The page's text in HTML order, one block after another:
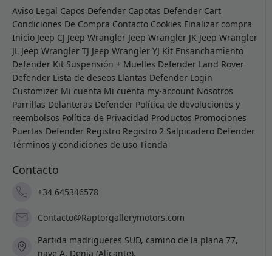
Aviso Legal Capos Defender Capotas Defender Cart
Condiciones De Compra Contacto Cookies Finalizar compra
Inicio Jeep CJ Jeep Wrangler Jeep Wrangler JK Jeep Wrangler
JL Jeep Wrangler TJ Jeep Wrangler YJ Kit Ensanchamiento
Defender Kit Suspensión + Muelles Defender Land Rover
Defender Lista de deseos Llantas Defender Login
Customizer Mi cuenta Mi cuenta my-account Nosotros
Parrillas Delanteras Defender Política de devoluciones y
reembolsos Política de Privacidad Productos Promociones
Puertas Defender Registro Registro 2 Salpicadero Defender
Términos y condiciones de uso Tienda
Contacto
+34 645346578
Contacto@Raptorgallerymotors.com
Partida madrigueres SUD, camino de la plana 77,
nave A, Denia (Alicante).